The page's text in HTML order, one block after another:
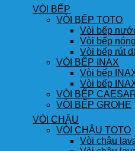
VÒI BẾP
VÒI BẾP TOTO
Vòi bếp
Vòi bếp
Vòi bếp rút
VÒI BẾP INAX
Vòi bếp
Vòi bếp
VÒI BẾP
VÒI BẾP GROHE
VÒI CHẬU
VÒI CHẬU TOTO
Vòi chậu